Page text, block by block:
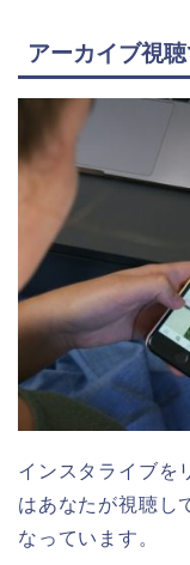
アーカイブ視
インスタライブを
はあなたが視聴し
なっています。